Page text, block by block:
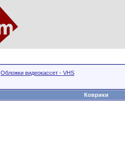
Обложки видеокассет - VHS
Коврики